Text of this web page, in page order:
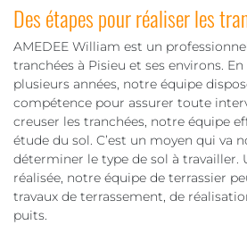
Des étapes pour réaliser les
AMEDEE William est un
tranchées à Pisieu et ses environs.
plusieurs années, notre équipe
compétence pour assurer toute
creuser les tranchées, notre équipe
étude du sol. C’est un moyen qui va
déterminer le type de sol à travailler.
réalisée, notre équipe de terrassier
travaux de terrassement, de
puits.